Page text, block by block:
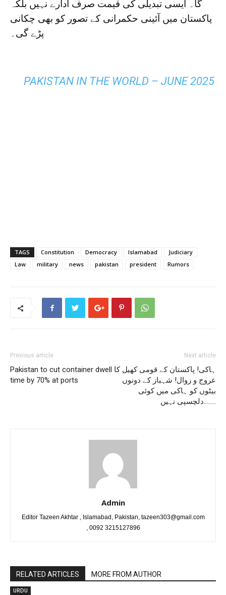
گا۔ ایسی تبدیلی کی قیمت صرف ادارے نہیں بلکہ
پاکستان میں آئینی حکمرانی کے تصور کو بھی چکانی
پڑے گی۔
PAKISTAN IN THE WORLD – JUNE 2025
TAGS Constitution Democracy Islamabad
Judiciary
Law
military news pakistan president Rumors
Previous article
Pakistan to cut container dwell
time by 70% at ports
Next article
ہاکی! پاکستان کے قومی کھیل کا
عروج و زوال! شہباز کے دونوں
بیٹوں کو ہاکی میں کوئی
دلچسپی نہیں……..
Admin
Editor Tazeen Akhtar , Islamabad, Pakistan, tazeen303@gmail.com
, 0092 3215127896
RELATED ARTICLES MORE FROM AUTHOR
URDU